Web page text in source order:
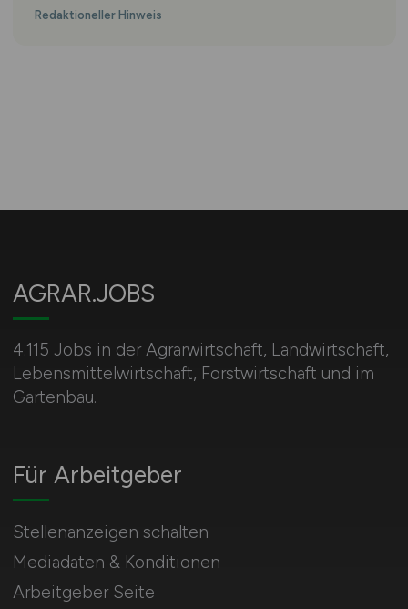
Redaktioneller Hinweis
AGRAR.JOBS
4.115 Jobs in der Agrarwirtschaft, Landwirtschaft,
Lebensmittelwirtschaft, Forstwirtschaft und im
Gartenbau.
Für Arbeitgeber
Stellenanzeigen schalten
Mediadaten & Konditionen
Arbeitgeber Seite